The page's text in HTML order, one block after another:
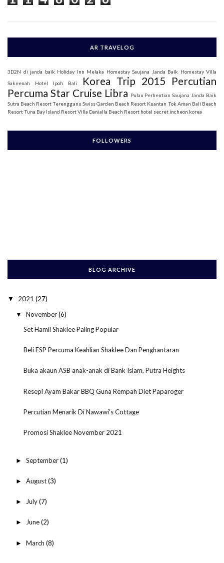
:
AR TRAVELOG
3D2N di janda baik Holiday Inn Melaka Homestay Saujana Janda Baik Homestay Villa
Sakeenah
Hotel Ipoh Bali Korea Trip 2015 Percutian
Percuma Star Cruise Libra Pulau Perhentian Saujana Janda Baik
Sutra Beach Resort Terengganu Swiss Garden Beach Resort Kuantan Tok Aman Bali Beach
ResortTuna Bay Island ResortVilla Danialla Beach Resort hotel secret incheon korea
FOLLOWERS
BLOG ARCHIVE
▼ 2021 (27)
▼ November(6)
Set Hamil Shaklee Paling Popular
Beli ESP Percuma Keahlian Shaklee Dan Penghantaran
Buka akaun ASB anak-anak di Bank Islam, Putra Heights
Resepi Ayam Bakar BBQ Guna Rempah Diet Paparoger
Percutian Menarik Di Nawawi's Cottage
Promosi Shaklee November 2021
► September(1)
► August(3)
► July(7)
► June(2)
► March (8)